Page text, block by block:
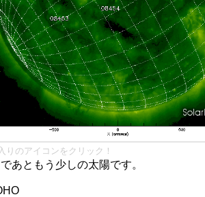
りのアイコンをクリック！
あともう少しの太陽です。